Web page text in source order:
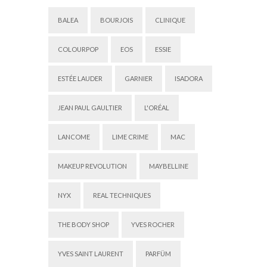
BALEA BOURJOIS CLINIQUE
COLOURPOP EOS ESSIE
ESTÉE LAUDER GARNIER ISADORA
JEAN PAUL GAULTIER L'ORÉAL
LANCOME LIME CRIME MAC
MAKEUP REVOLUTION MAYBELLINE
NYX REAL TECHNIQUES
THE BODY SHOP YVES ROCHER
YVES SAINT LAURENT PARFÜM